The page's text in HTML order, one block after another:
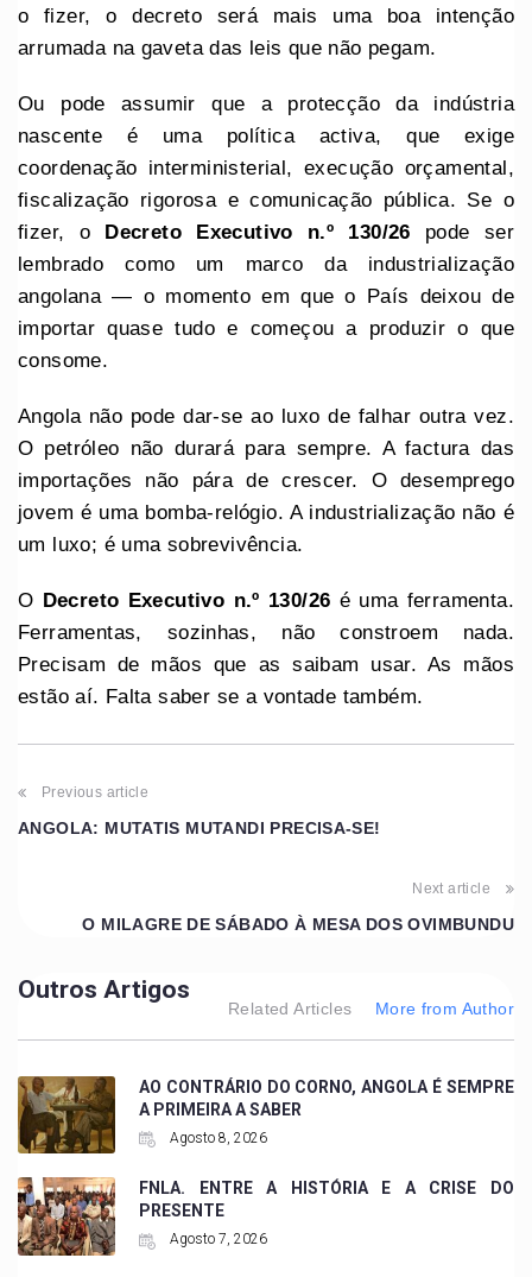
o fizer, o decreto será mais uma boa intenção
arrumada na gaveta das leis que não pegam.
Ou pode assumir que a protecção da indústria
nascente é uma política activa, que exige
coordenação interministerial, execução orçamental,
fiscalização rigorosa e comunicação pública. Se o
fizer, o Decreto Executivo n.º 130/26 pode ser
lembrado como um marco da industrialização
angolana — o momento em que o País deixou de
importar quase tudo e começou a produzir o que
consome.
Angola não pode dar-se ao luxo de falhar outra vez.
O petróleo não durará para sempre. A factura das
importações não pára de crescer. O desemprego
jovem é uma bomba-relógio. A industrialização não é
um luxo; é uma sobrevivência.
O Decreto Executivo n.º 130/26 é uma ferramenta.
Ferramentas, sozinhas, não constroem nada.
Precisam de mãos que as saibam usar. As mãos
estão aí. Falta saber se a vontade também.
Previous article
ANGOLA: MUTATIS MUTANDI PRECISA-SE!
Next article
O MILAGRE DE SÁBADO À MESA DOS OVIMBUNDU
Outros Artigos
Related Articles More from Author
AO CONTRÁRIO DO CORNO, ANGOLA É SEMPRE
A PRIMEIRA A SABER
Agosto 8, 2026
FNLA. ENTRE A HISTÓRIA E A CRISE DO
PRESENTE
Agosto 7, 2026